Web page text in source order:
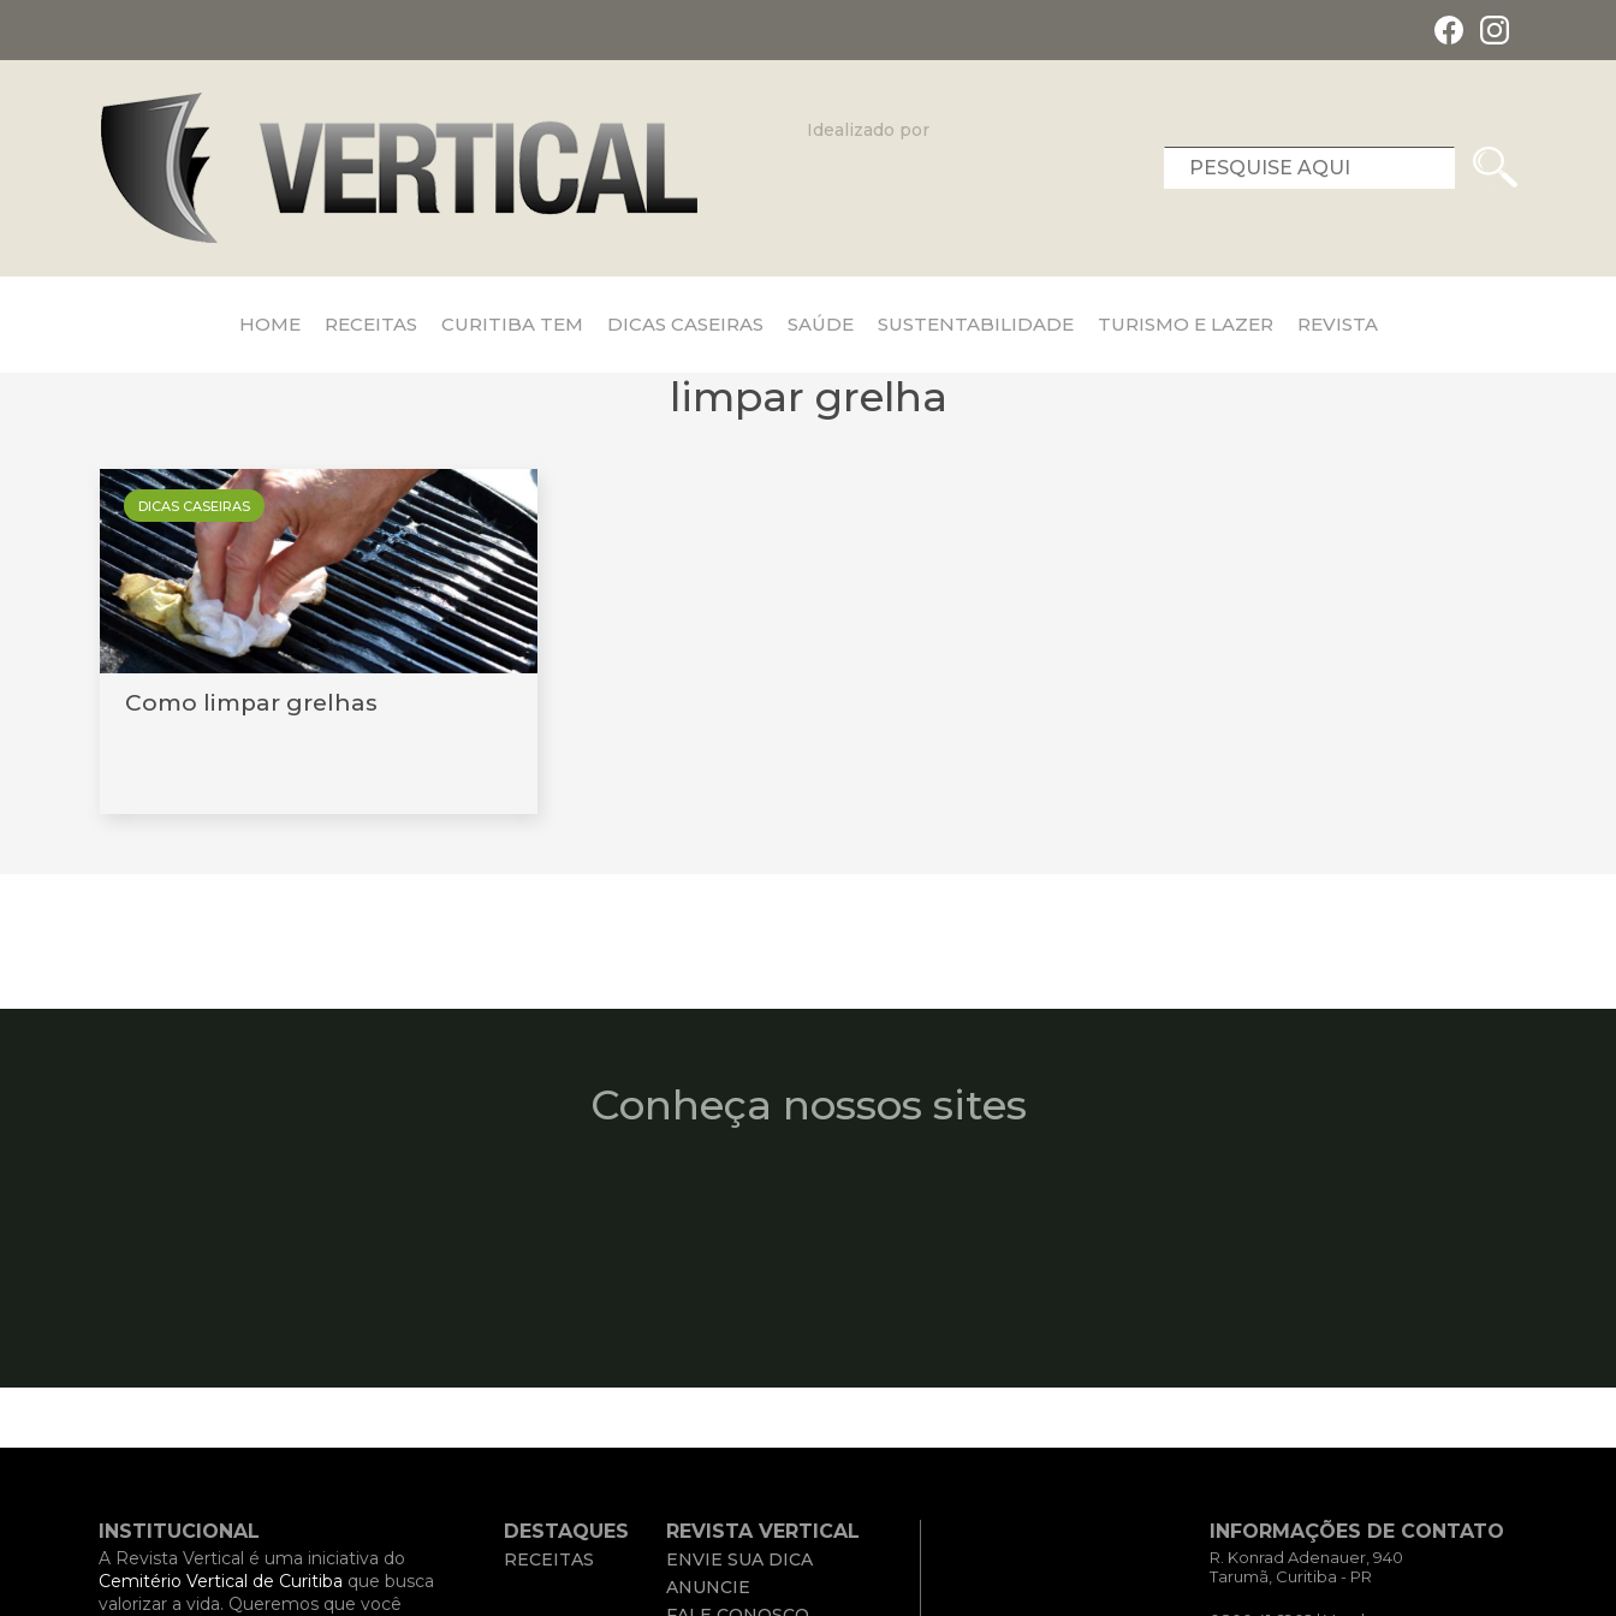
Idealizado por
HOME RECEITAS CURITIBA TEM DICAS CASEIRAS SAÚDE SUSTENTABILIDADE TURISMO E LAZER REVISTA
limpar grelha
DICAS CASEIRAS
Como limpar grelhas
Conheça nossos sites
INSTITUCIONAL
A Revista Vertical é uma iniciativa do
Cemitério Vertical de Curitiba que busca
valorizar a vida. Queremos que você
DESTAQUES
RECEITAS
REVISTA VERTICAL
ENVIE SUA DICA
ANUNCIE
INFORMAÇÕES DE CONTATO
R. Konrad Adenauer, 940
Tarumã, Curitiba - PR